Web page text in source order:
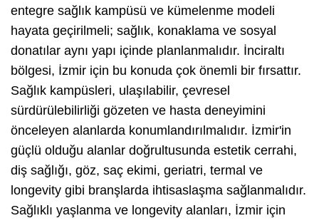
entegre sağlık kampüsü ve kümelenme modeli
hayata geçirilmeli; sağlık, konaklama ve sosyal
donatılar aynı yapı içinde planlanmalıdır. İnciraltı
bölgesi, İzmir için bu konuda çok önemli bir fırsattır.
Sağlık kampüsleri, ulaşılabilir, çevresel
sürdürülebilirliği gözeten ve hasta deneyimini
önceleyen alanlarda konumlandırılmalıdır. İzmir'in
güçlü olduğu alanlar doğrultusunda estetik cerrahi,
diş sağlığı, göz, saç ekimi, geriatri, termal ve
longevity gibi branşlarda ihtisaslaşma sağlanmalıdır.
Sağlıklı yaşlanma ve longevity alanları, İzmir için